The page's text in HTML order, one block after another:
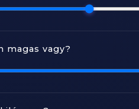
magas vagy?